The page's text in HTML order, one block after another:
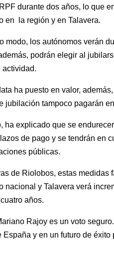
durante dos años, lo que
en la región y en Talavera.
modo, los autónomos verán
podrán elegir al
actividad.
ha puesto en valor,
jubilación tampoco pagarán
ha explicado que se
de pago y se tendrán en
públicas.
de Riolobos, estas medidas
nacional y Talavera verá
años.
Rajoy es un voto
España y en un futuro de